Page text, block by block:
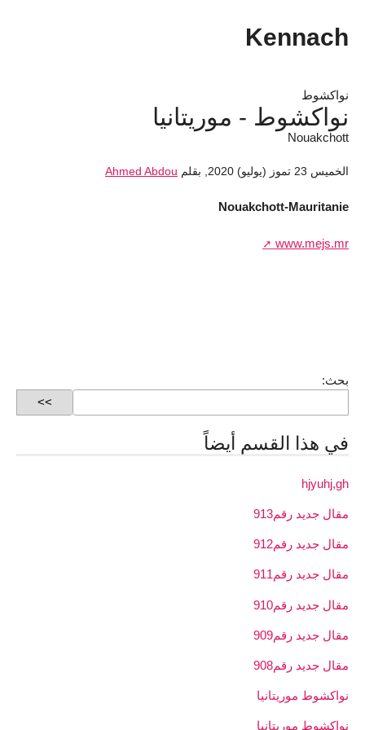
Kennach
نواكشوط
نواكشوط - موريتانيا
Nouakchott
الخميس 23 تموز (يوليو) 2020 بقلم Ahmed Abdou
Nouakchott-Mauritanie
www.mejs.mr
بحث:
في هذا القسم أيضاً
hjyuhj,gh
مقال جديد رقم913
مقال جديد رقم912
مقال جديد رقم911
مقال جديد رقم910
مقال جديد رقم909
مقال جديد رقم908
نواكشوط موريتانيا
نواكشوط موريتانيا